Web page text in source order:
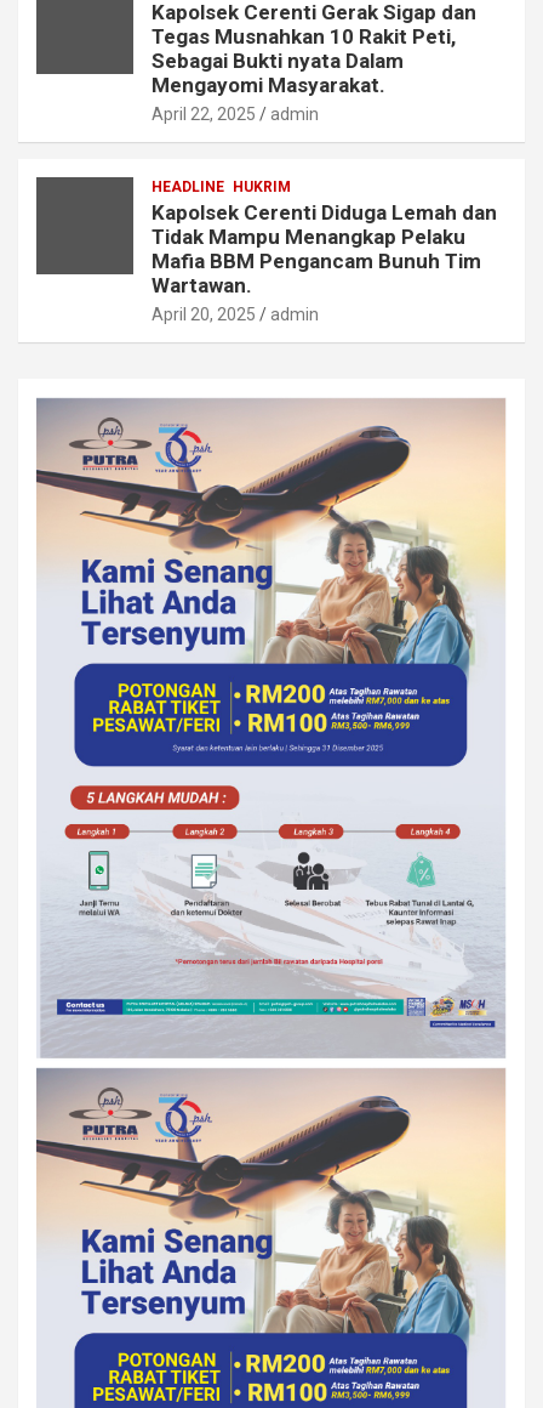
Kapolsek Cerenti Gerak Sigap dan
Tegas Musnahkan 10 Rakit Peti,
Sebagai Bukti nyata Dalam
Mengayomi Masyarakat.
April 22, 2025 admin
HEADLINE HUKRIM
Kapolsek Cerenti Diduga Lemah dan
Tidak Mampu Menangkap Pelaku
Mafia BBM Pengancam Bunuh Tim
Wartawan.
April 20, 2025 admin